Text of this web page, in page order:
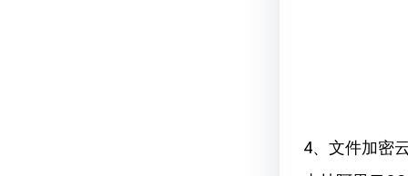
4、文件加密